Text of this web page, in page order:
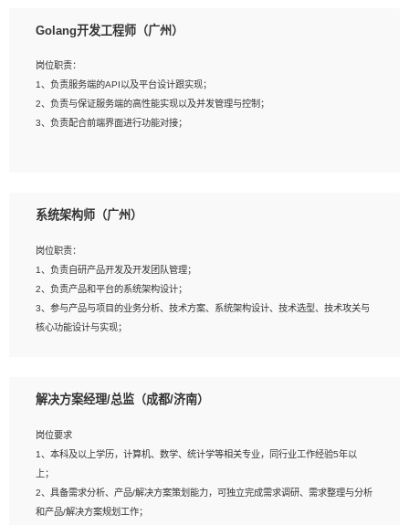
2、熟悉PostgreSQL、redis、MongoDB、ElasticSearch等开源数据库运维管理，
4、熟悉Hadoop、HBASE、Spark等大数据平台优先。
5、熟悉linux或任意一种unix操作系统，如有较强操作系统侧工作经验者优先。
6、具备丰富的项目实施经验，较强的自我学习能力。
Golang开发工程师（广州）
岗位职责：
1、负责服务端的API以及平台设计跟实现；
2、负责与保证服务端的高性能实现以及并发管理与控制；
3、负责配合前端界面进行功能对接；
2、1年以上Golang开发工作经验，能独立完成相应项目开发；
与实现，熟悉常用开源框架及设计模式；
4、熟悉Golang、连接池、消息队列等组件使用、熟悉后端开发、测试、调试流程
跟工具使用；
5、对技术有激情，喜欢钻研，能快速接受和掌握新技术，学习能力和工作责任心
强，良好的沟通表达能力和团队协作能力。
系统架构师（广州）
岗位职责：
1、负责自研产品开发及开发团队管理；
2、负责产品和平台的系统架构设计；
3、参与产品与项目的业务分析、技术方案、系统架构设计、技术选型、技术攻关与
核心功能设计与实现；
岗位要求：
1、全日制统招本科及以上学历，计算机相关专业毕业，5年以上开发工作经验；
2、具有扎实的java编程功底和良好的编码习惯，有分布式、多线程及高并发系统开
发经验和性能调优经验尤佳；熟悉JVM调优；掌握基础中间件、基础架构方案和云
平台、云产品功能特性，熟练使用相关平台的功能和了解其背后实现机制；
解决方案经理/总监（成都/济南）
岗位要求
1、本科及以上学历，计算机、数学、统计学等相关专业，同行业工作经验5年以
上；
2、具备需求分析、产品/解决方案策划能力，可独立完成需求调研、需求整理与分析
和产品/解决方案规划工作；